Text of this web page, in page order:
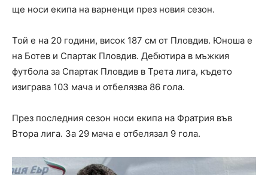
ще носи екипа на варненци през новия сезон.
Той е на 20 години, висок 187 см от Пловдив. Юноша е
на Ботев и Спартак Пловдив. Дебютира в мъжкия
футбола за Спартак Пловдив в Трета лига, където
изиграва 103 мача и отбелязва 86 гола.
През последния сезон носи екипа на Фратрия във
Втора лига. За 29 мача е отбелязал 9 гола.